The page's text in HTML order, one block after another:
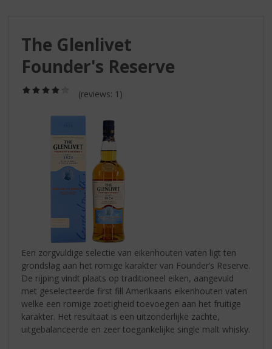
The Glenlivet
Founder's Reserve
/
(reviews: 1)
Een zorgvuldige selectie van eikenhouten vaten ligt ten
grondslag aan het romige karakter van Founder’s Reserve.
De rijping vindt plaats op traditioneel eiken, aangevuld
met geselecteerde first fill Amerikaans eikenhouten vaten
welke een romige zoetigheid toevoegen aan het fruitige
karakter. Het resultaat is een uitzonderlijke zachte,
uitgebalanceerde en zeer toegankelijke single malt whisky.